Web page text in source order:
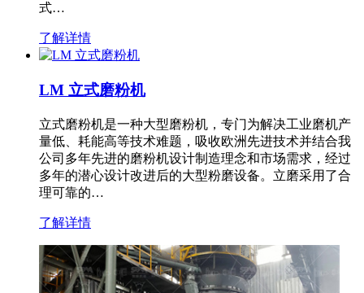
式…
了解详情
LM 立式磨粉机
立式磨粉机是一种大型磨粉机，专门为解决工业磨机产
量低、耗能高等技术难题，吸收欧洲先进技术并结合我
公司多年先进的磨粉机设计制造理念和市场需求，经过
多年的潜心设计改进后的大型粉磨设备。立磨采用了合
理可靠的…
了解详情